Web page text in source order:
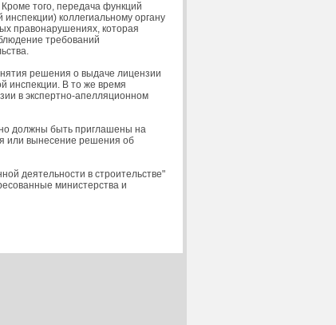
того, передача функций
коллегиальному органу
правонарушениях, которая
требований
решения о выдаче лицензии
инспекции. В то же время
в экспертно-апелляционном
должны быть приглашены на
или вынесение решения об
деятельности в строительстве"
министерства и